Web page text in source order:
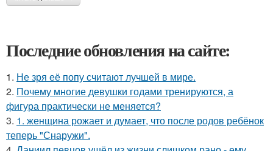
Последние обновления на сайте:
1. Не зря её попу считают лучшей в мире.
2. Почему многие девушки годами тренируются, а
фигура практически не меняется?
3. 1. женщина рожает и думает, что после родов ребёнок
теперь "Снаружи".